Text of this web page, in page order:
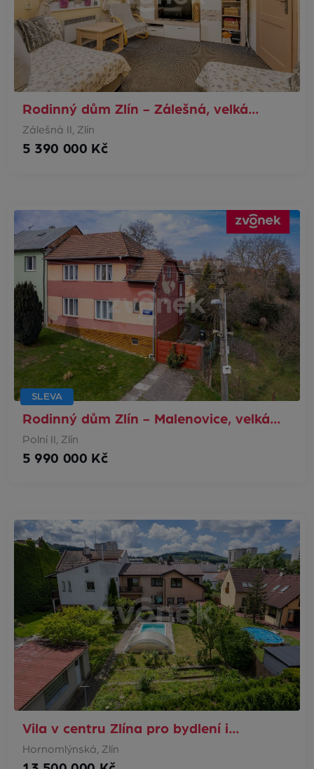
Rodinný dům Zlín - Zálešná, velká…
Zálešná II, Zlín
5 390 000 Kč
SLEVA
Rodinný dům Zlín - Malenovice, velká…
Polní II, Zlín
5 990 000 Kč
Vila v centru Zlína pro bydlení i…
Hornomlýnská, Zlín